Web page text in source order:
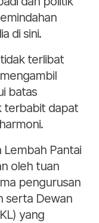
di sini.
terlibat
batas
terbabit dapat
Lembah Pantai
oleh tuan
pengurusan
serta Dewan
yang